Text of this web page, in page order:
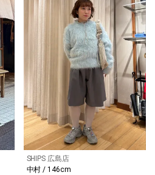
SHIPS 広島店
中村 / 146cm